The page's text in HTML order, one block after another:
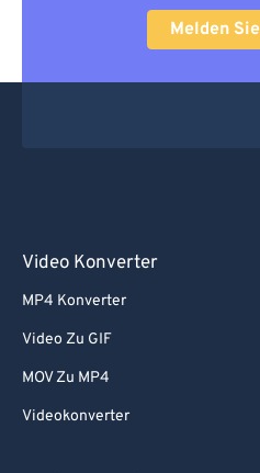
Melden
Video Konverter
MP4 Konverter
Video Zu GIF
MOV Zu MP4
Videokonverter